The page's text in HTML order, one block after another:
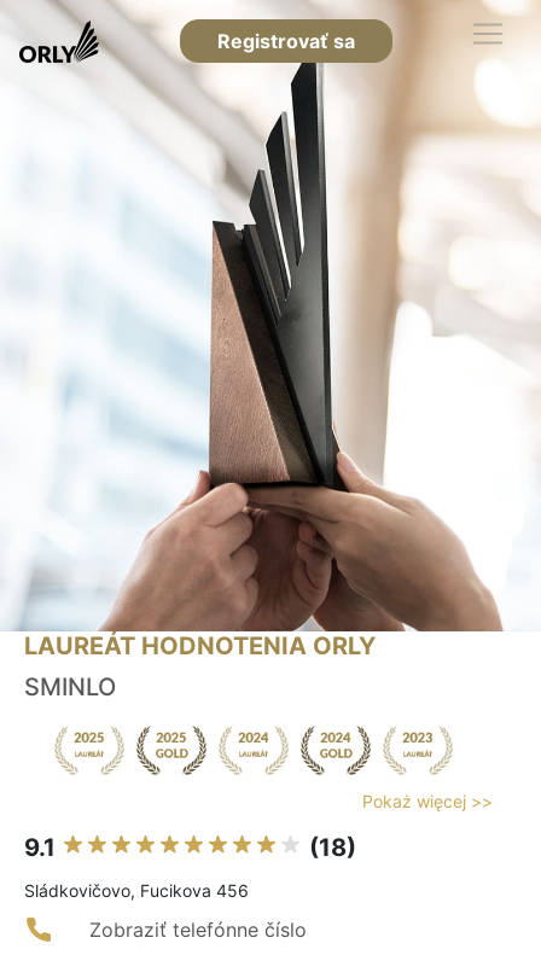
Registrovať sa
LAUREÁT HODNOTENIA ORLY
SMINLO
Pokaż więcej >>
9.1 (18)
Sládkovičovo, Fucikova 456
Zobraziť telefónne číslo